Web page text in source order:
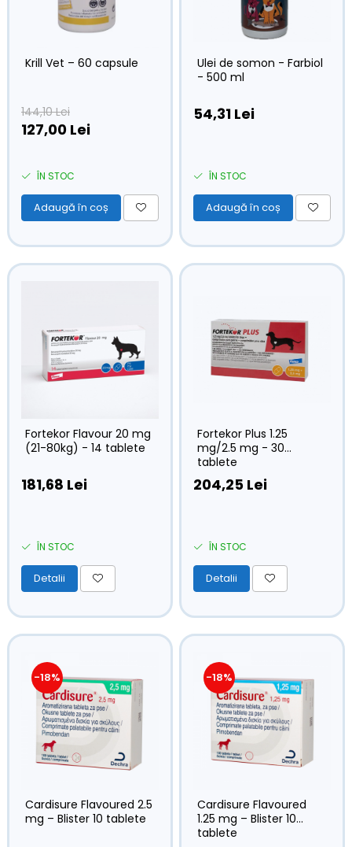
Krill Vet – 60 capsule
144,10 Lei
127,00 Lei
ÎN STOC
Adaugă în coș
Ulei de somon - Farbiol
- 500 ml
54,31 Lei
ÎN STOC
Adaugă în coș
Fortekor Flavour 20 mg
(21-80kg) - 14 tablete
181,68 Lei
ÎN STOC
Detalii
Fortekor Plus 1.25
mg/2.5 mg - 30
tablete
204,25 Lei
ÎN STOC
Detalii
-18%
Cardisure Flavoured 2.5
mg – Blister 10 tablete
-18%
Cardisure Flavoured
1.25 mg – Blister 10
tablete